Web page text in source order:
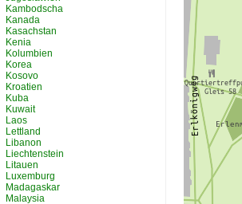
Kambodscha
Kanada
Kasachstan
Kenia
Kolumbien
Korea
Kosovo
Kroatien
Kuba
Kuwait
Laos
Lettland
Libanon
Liechtenstein
Litauen
Luxemburg
Madagaskar
Malaysia